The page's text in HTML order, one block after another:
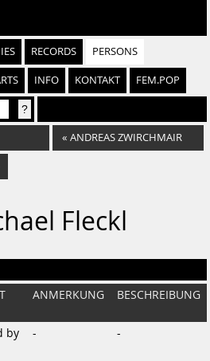
RECORDS PERSONS
INFO KONTAKT FEM.POP
« ANDREAS ZWIRCHMAIR
Fleckl
ANMERKUNG BESCHREIBUNG
by - -